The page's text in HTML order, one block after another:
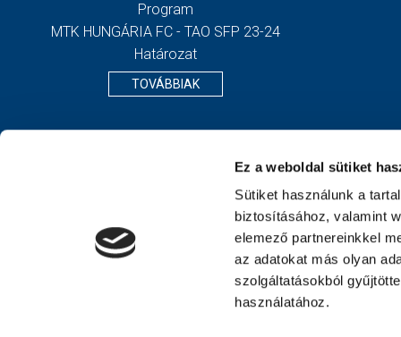
Ez a weboldal sütiket
Sütiket használunk a
biztosításához, valamint
elemező partnereinkkel
az adatokat más olyan
szolgáltatásokból
használatához.
Program
MTK HUNGÁRIA FC - TAO SFP 23-24
Határozat
TOVÁBBIAK